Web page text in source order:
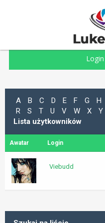
Login
A B C D E F G H
R
S T U V W X Y
Lista użytkowników
Awatar Login
Viebudd